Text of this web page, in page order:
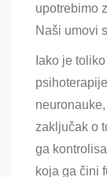
upotrebimo
Naši umovi
Iako je
zaključak o
ga
koja ga čini